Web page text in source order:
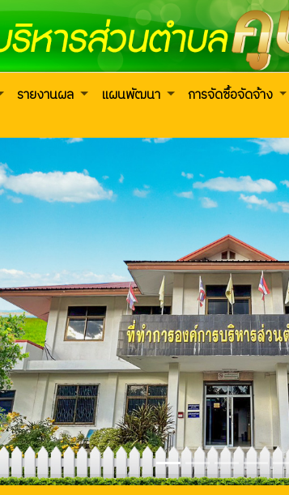
รายงานผล แผนพัฒนา การจัดซื้อจัดจ้าง